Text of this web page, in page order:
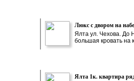
Люкс с двором на
Ялта ул. Чехова. До
большая кровать на
Ялта 1к. квартира